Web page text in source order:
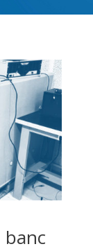
banc